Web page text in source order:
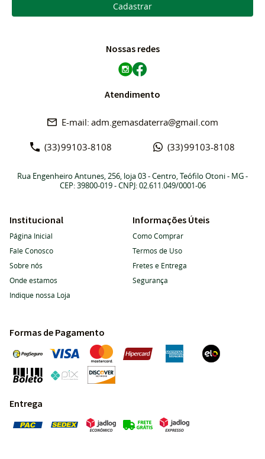
Cadastrar
Nossas redes
Atendimento
(33)99103-8108 (33)99103-8108
adm.gemasdaterra@gmail.com
Rua Engenheiro Antunes, 256, loja 03-Centro, Teófilo Otoni- MG-
CEP: 39800-019- CNPJ: 02.611.049/0001-06
Institucional
Página Inicial
Fale Conosco
Sobre nós
Onde estamos
Indique nossa Loja
Informações Úteis
Como Comprar
Termos de Uso
Fretes e Entrega
Segurança
Formas de Pagamento
Entrega